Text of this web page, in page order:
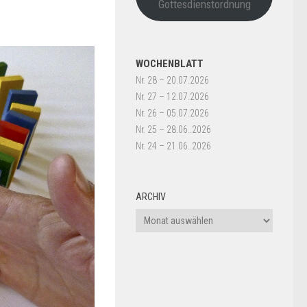
Gottesdienstordnung
WOCHENBLATT
Nr. 28 – 20.07.2026
Nr. 27 – 12.07.2026
Nr. 26 – 05.07.2026
Nr. 25 – 28.06..2026
Nr. 24 – 21.06..2026
ARCHIV
Archiv